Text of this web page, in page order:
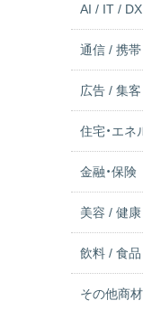
社労士
女性
シニア
富裕層
マンシ
AI / IT /
AI
DX・業
IoT
セキュリ
決済シス
パソコン
通信 / 携
光回線
携帯・回
Wi-Fi
その他
広告 / 集
デジタ
Web制作
集客・新
住宅・エネ
新電力
太陽光・
金融・保険
保険
投資
美容 / 健康
化粧品
健康商材
飲料 / 食品
飲料・
その他商材